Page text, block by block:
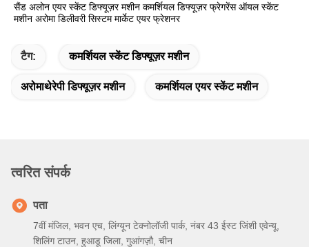
सैंड अलोन एयर स्केंट डिफ्यूज़र मशीन कमर्शियल डिफ्यूज़र फ्रेगरेंस ऑयल स्केंट
मशीन अरोमा डिलीवरी सिस्टम मार्केट एयर फ्रेशनर
टैग: कमर्शियल स्केंट डिफ्यूज़र मशीन
अरोमाथेरेपी डिफ्यूज़र मशीन कमर्शियल एयर स्केंट मशीन
त्वरित संपर्क
पता
7वीं मंजिल, भवन एच, लिंग्यून टेक्नोलॉजी पार्क, नंबर 43 ईस्ट जिंशी एवेन्यू,
शिलिंग टाउन, हुआडू जिला, गुआंगज़ौ, चीन